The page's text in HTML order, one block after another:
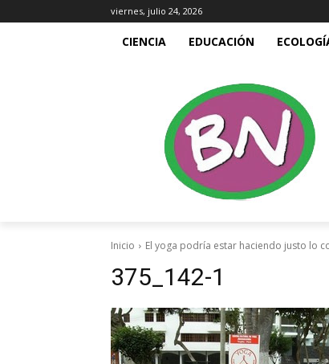
viernes, julio 24, 2026
CIENCIA EDUCACIÓN
Inicio El yoga podría estar haciendo justo lo
375_142-1